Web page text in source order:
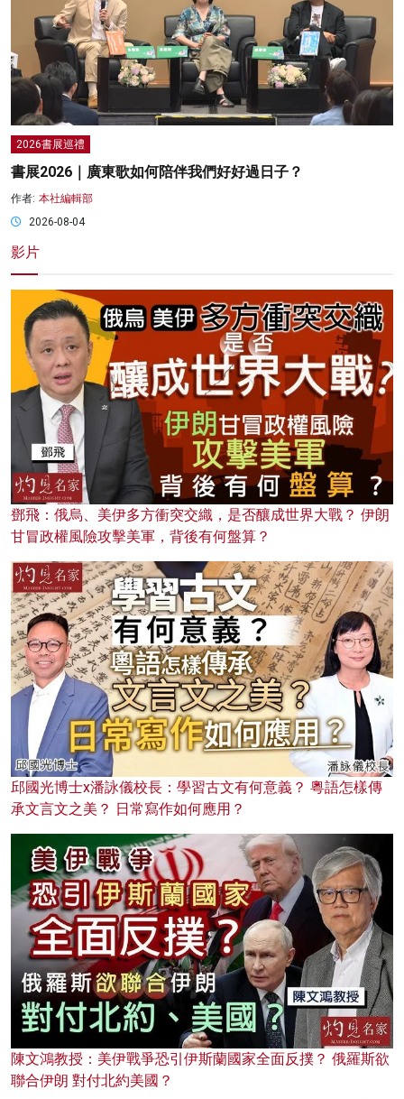
2026書展巡禮
書展2026｜廣東歌如何陪伴我們好好過日子？
作者: 本社編輯部
2026-08-04
影片
鄧飛：俄烏、美伊多方衝突交織，是否釀成世界大戰？ 伊朗
甘冒政權風險攻擊美軍，背後有何盤算？
邱國光博士x潘詠儀校長：學習古文有何意義？ 粵語怎樣傳
承文言文之美？ 日常寫作如何應用？
陳文鴻教授：美伊戰爭恐引伊斯蘭國家全面反撲？ 俄羅斯欲
聯合伊朗 對付北約美國？